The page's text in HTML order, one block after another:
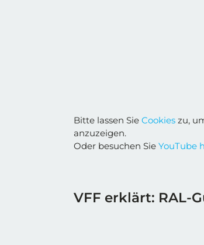
Bitte lassen Sie Cookies zu,
anzuzeigen.
Oder besuchen Sie YouTube
VFF erklärt: RAL-